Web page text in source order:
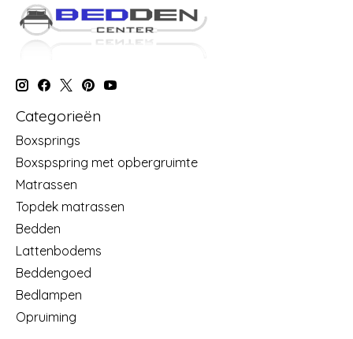
Categorieën
Boxsprings
Boxspspring met opbergruimte
Matrassen
Topdek matrassen
Bedden
Lattenbodems
Beddengoed
Bedlampen
Opruiming